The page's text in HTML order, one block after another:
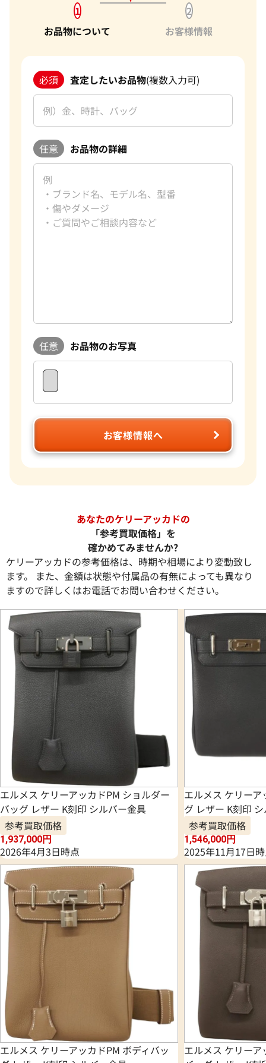
1
お品物について
2
お客様情報
必須 査定したいお品物(複数入力可)
任意 お品物の詳細
任意 お品物のお写真
お客様情報へ
あなたのケリーアッカドの
「参考買取価格」を
確かめてみませんか?
ケリーアッカドの参考価格は、時期や相場により変動致し
ます。 また、金額は状態や付属品の有無によっても異なり
ますので詳しくはお電話でお問い合わせください。
エルメス ケリーアッカドPM ショルダー
バッグ レザー K刻印 シルバー金具
参考買取価格
1,937,000円
2026年4月3日時点
エルメス ケリー
グ レザー K刻印
参考買取価格
1,546,000円
2025年11月17日
エルメス ケリーアッカドPM ボディバッ
エルメス ケリー